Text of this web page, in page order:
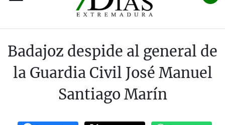
Badajoz despide al general de
la Guardia Civil José Manuel
Santiago Marín